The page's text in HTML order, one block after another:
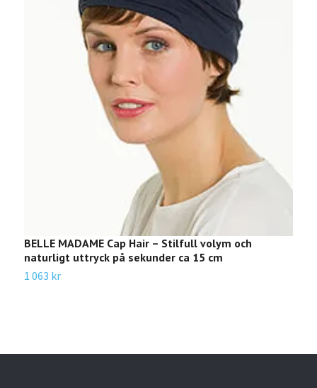
BELLE MADAME Cap Hair – Stilfull volym och
naturligt uttryck på sekunder ca 15 cm
1 063 kr